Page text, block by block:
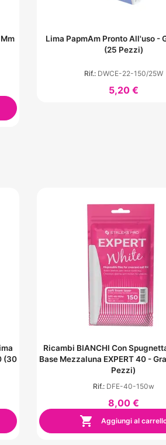
Lima PapmAm Pronto All'uso - Grana 150
(25 Pezzi)
Rif.: DWCE-22-150/25W
5,20 €
(30
Ricambi BIANCHI Con
Base Mezzaluna EXPERT 40 -
Pezzi)
Rif.: DFE-40-150w
8,00 €
 Aggiungi al